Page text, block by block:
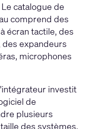
Le catalogue de
comprend des
écran tactile, des
des expandeurs
microphones
investit
de
plusieurs
des systèmes.